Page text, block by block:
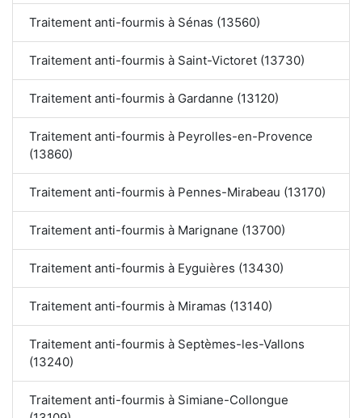
Traitement anti-fourmis à Sénas (13560)
Traitement anti-fourmis à Saint-Victoret (13730)
Traitement anti-fourmis à Gardanne (13120)
Traitement anti-fourmis à Peyrolles-en-Provence
(13860)
Traitement anti-fourmis à Pennes-Mirabeau (13170)
Traitement anti-fourmis à Marignane (13700)
Traitement anti-fourmis à Eyguières (13430)
Traitement anti-fourmis à Miramas (13140)
Traitement anti-fourmis à Septèmes-les-Vallons
(13240)
Traitement anti-fourmis à Simiane-Collongue